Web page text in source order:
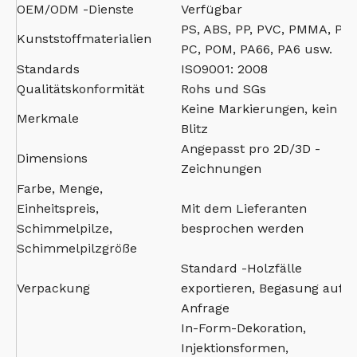
OEM/ODM -Dienste
Verfügbar
Kunststoffmaterialien
PS, ABS, PP, PVC, PMMA,
PC, POM, PA66, PA6 usw.
Standards
ISO9001: 2008
Qualitätskonformität
Rohs und SGs
Merkmale
Keine Markierungen, kein
Blitz
Dimensions
Angepasst pro 2D/3D -
Zeichnungen
Farbe, Menge,
Einheitspreis,
Schimmelpilze,
Schimmelpilzgröße
Mit dem Lieferanten
besprochen werden
Verpackung
Standard -Holzfälle
exportieren, Begasung auf
Anfrage
In-Form-Dekoration,
Injektionsformen,